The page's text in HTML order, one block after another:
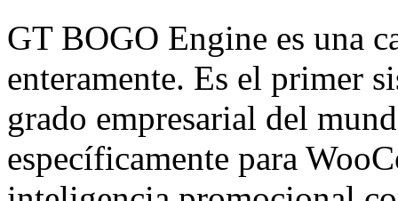
GT BOGO Engine es una
enteramente. Es el primer
grado empresarial del
específicamente para